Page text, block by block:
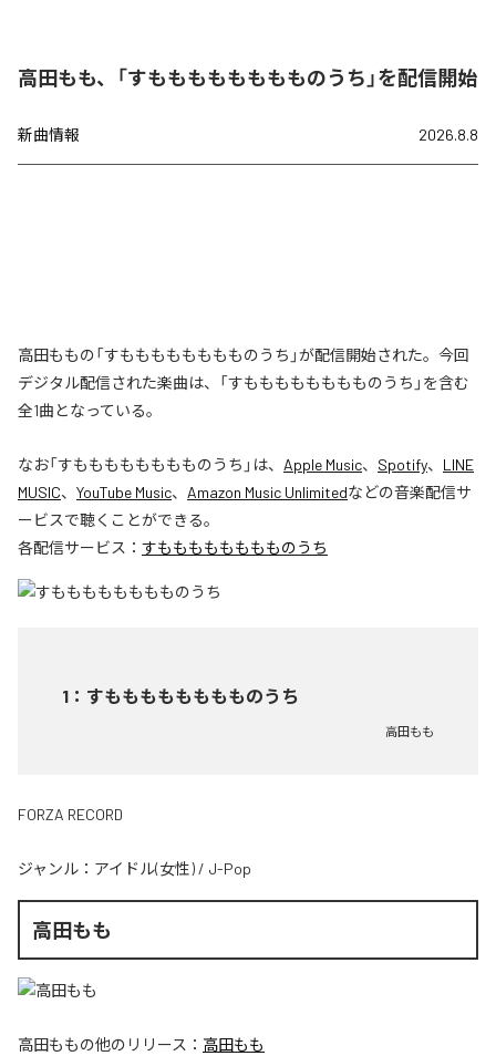
高田もも、「すもももももももものうち」を配信開始
新曲情報 2026.8.8
高田ももの「すもももももももものうち」が配信開始された。今回
デジタル配信された楽曲は、「すもももももももものうち」を含む
全1曲となっている。
なお「すもももももももものうち 」は、 Apple Music、 Spotify、 LINE
MUSIC、 YouTube Music、 Amazon Music Unlimitedなどの音楽配信サ
ービスで聴くことができる。
各配信サービス： すもももももももものうち
1 ： すもももももももものうち
高田もも
FORZA RECORD
ジャンル： アイドル(女性) / J-Pop
高田もも
高田ももの他のリリース： 高田もも